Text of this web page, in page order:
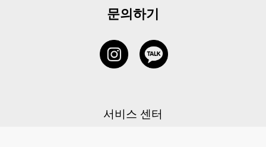
문의하기
서비스 센터